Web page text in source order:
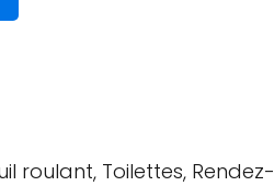
roulant, Toilettes, Rendez-